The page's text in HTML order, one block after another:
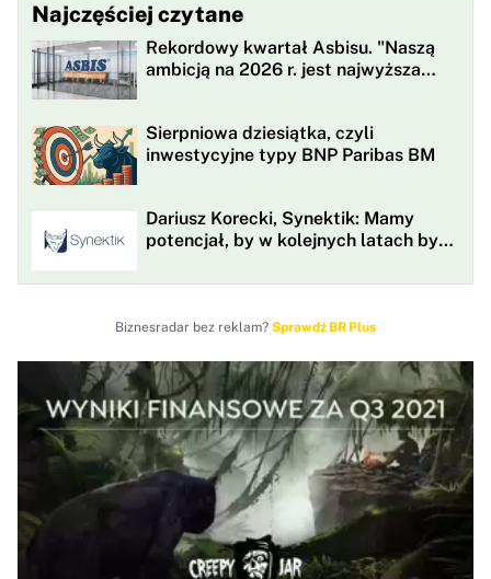
Najczęściej czytane
Rekordowy kwartał Asbisu. "Naszą
ambicją na 2026 r. jest najwyższa
Sierpniowa dziesiątka, czyli
inwestycyjne typy BNP Paribas BM
Dariusz Korecki, Synektik: Mamy
potencjał, by w kolejnych latach być
technologicznej opieki zdrowotnej
Biznesradar bez reklam? Sprawdź BR Plus